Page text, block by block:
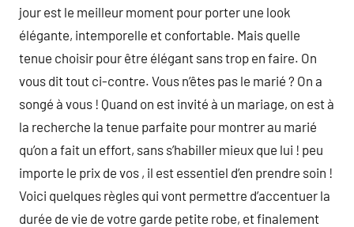
jour est le meilleur moment pour porter une look
élégante, intemporelle et confortable. Mais quelle
tenue choisir pour être élégant sans trop en faire. On
vous dit tout ci-contre. Vous n’êtes pas le marié ? On a
songé à vous ! Quand on est invité à un mariage, on est à
la recherche la tenue parfaite pour montrer au marié
qu’on a fait un effort, sans s’habiller mieux que lui ! peu
importe le prix de vos , il est essentiel d’en prendre soin !
Voici quelques règles qui vont permettre d’accentuer la
durée de vie de votre garde petite robe, et finalement